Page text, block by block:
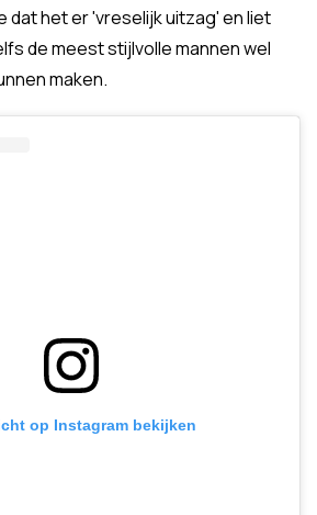
dat het er 'vreselijk uitzag' en liet
de meest stijlvolle mannen wel
maken.
op Instagram bekijken